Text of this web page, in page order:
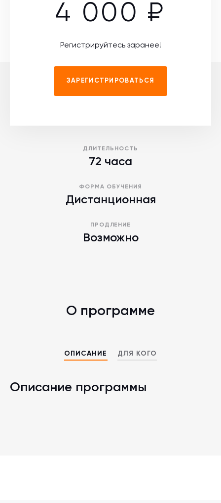
4 000 ₽
Регистрируйтесь заранее!
ЗАРЕГИСТРИРОВАТЬСЯ
ДЛИТЕЛЬНОСТЬ
72 часа
ФОРМА ОБУЧЕНИЯ
Дистанционная
ПРОДЛЕНИЕ
Возможно
О программе
ОПИСАНИЕ ДЛЯ КОГО
Описание программы